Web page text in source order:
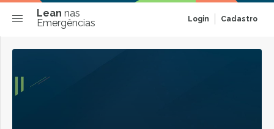
Lean nas
Emergências
Login Cadastro